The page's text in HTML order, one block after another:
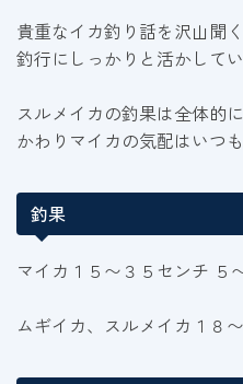
貴重なイカ釣り話を沢山聞
釣行にしっかりと活かして
スルメイカの釣果は全体的
かわりマイカの気配はいつ
釣果
マイカ１５〜３５センチ ５
ムギイカ、スルメイカ１８